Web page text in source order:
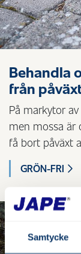
Samtycke
Behandla
från
På markytor
men mossa är
få bort påväxt
GRÖN-FRI